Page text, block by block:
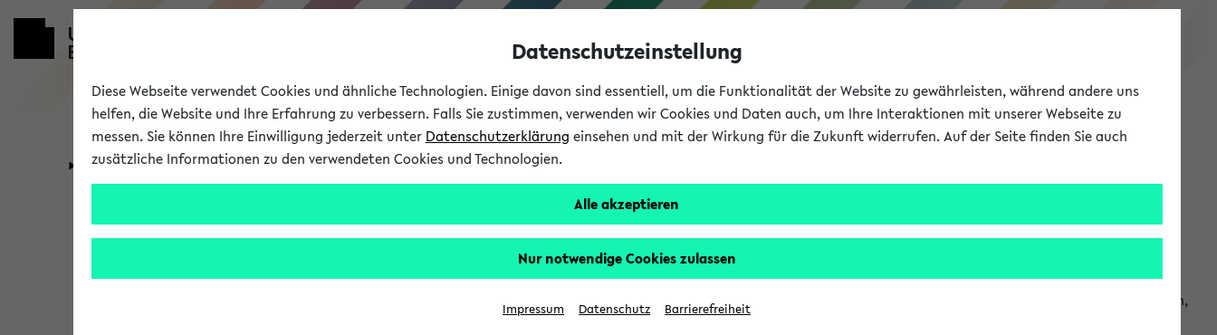
eKVV
Universität Forschung Studium
Kombisuche im eKVV
Ihre Suchkriterien:
Hinweise zur Kombisuche
Sie können das eKVV nach diversen Kriterien durchsuchen und so gezielt die Veranstaltungen heraussuchen,
die für Sie interessant sind.
Datenschutzeinstellung
Diese Webseite verwendet Cookies und ähnliche Technologien. Einige davon sind essentiell, um die Funktionalität der Website zu gewährleisten, während andere uns
helfen, die Website und Ihre Erfahrung zu verbessern. Falls Sie zustimmen, verwenden wir Cookies und Daten auch, um Ihre Interaktionen mit unserer Webseite zu
messen. Sie können Ihre Einwilligung jederzeit unter Datenschutzerklärung einsehen und mit der Wirkung für die Zukunft widerrufen. Auf der Seite finden Sie auch
zusätzliche Informationen zu den verwendeten Cookies und Technologien.
Alle akzeptieren
Nur notwendige Cookies zulassen
Impressum Datenschutz Barrierefreiheit